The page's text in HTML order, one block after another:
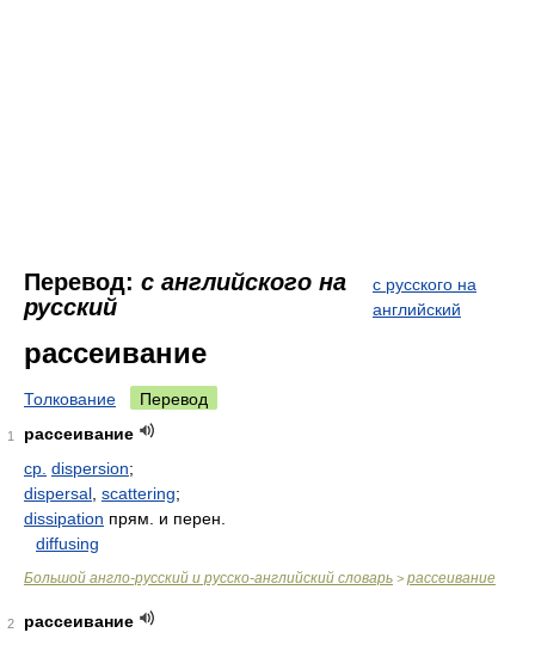
Перевод: с английского на
русский
с русского на
английский
рассеивание
Толкование Перевод
1
рассеивание
ср. dispersion;
dispersal scattering;
dissipation прям. и перен.
diffusing
Большой англо-русский и русско-английский словарь > рассеивание
2
рассеивание